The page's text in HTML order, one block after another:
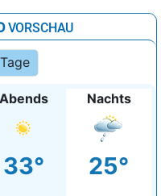
VORSCHAU
Abends
33°
Nachts
25°